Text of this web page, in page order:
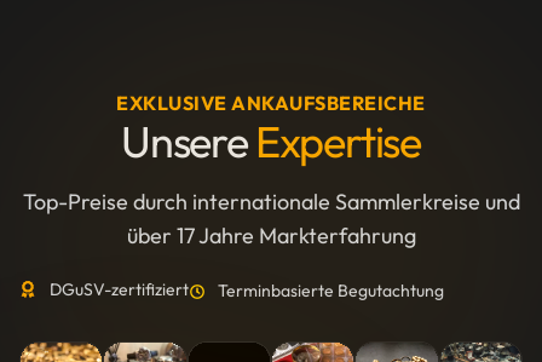
EXKLUSIVE ANKAUFSBEREICHE
UnsereExpertise
Top-Preise durch internationale Sammlerkreise und
über 17 Jahre Markterfahrung
DGuSV-zertifiziert Terminbasierte Begutachtung